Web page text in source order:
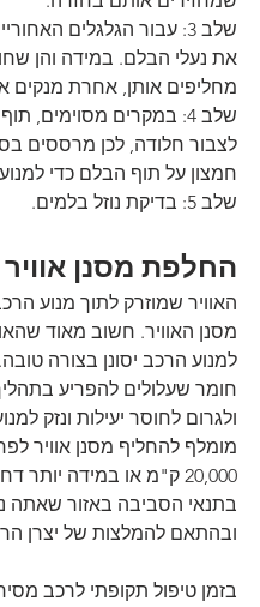
שלב 3: עבור הגלגלים
את נעלי הבלם. במידה והן
מחליפים אותן, אחרת מנקים
שלב 4: במקרים מסוימים,
לצבור חלודה, לכן מרססים
חמצון על תוף הבלם כדי
שלב 5: בדיקת נוזל בלמים.
החלפת מסנן אוויר
האוויר שמוזרק לתוך מנוע
מסנן האוויר. חשוב מאוד
למנוע הרכב יסונן בצורה
חומר שעלולים להפריע
ולגרום לחוסר יעילות ונזק
מומלף להחליף מסנן אוויר
20,000 ק"מ או במידה
בתנאי הסביבה באזור שאתה
ובהתאם להמלצות של יצרן
בזמן טיפול תקופתי לרכב